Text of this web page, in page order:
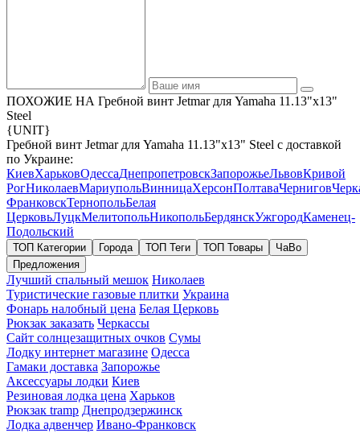
ПОХОЖИЕ НА Гребной винт Jetmar для Yamaha 11.13"x13"
Steel
{UNIT}
Гребной винт Jetmar для Yamaha 11.13"x13" Steel с доставкой
по Украине:
КиевХарьковОдессаДнепропетровскЗапорожьеЛьвовКривой
РогНиколаевМариупольВинницаХерсонПолтаваЧернигов
ФранковскТернопольБелая
ЦерковьЛуцкМелитопольНикопольБердянскУжгородКаменец-
Подольский
ТОП Категории Города ТОП Теги ТОП Товары
ЧаВо
Предложения
Лучший спальный мешок Николаев
Туристические газовые плитки Украина
Фонарь налобный цена Белая Церковь
Рюкзак заказать Черкассы
Сайт солнцезащитных очков Сумы
Лодку интернет магазине Одесса
Гамаки доставка Запорожье
Аксессуары лодки Киев
Резиновая лодка цена Харьков
Рюкзак tramp Днепродзержинск
Лодка адвенчер Ивано-Франковск